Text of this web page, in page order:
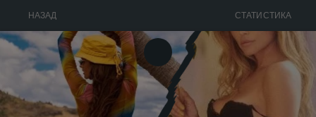
НАЗАД СТАТИСТИКА